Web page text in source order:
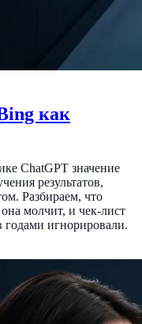
как
ChatGPT значение
результатов,
Разбираем, что
молчит, и чек-лист
игнорировали.